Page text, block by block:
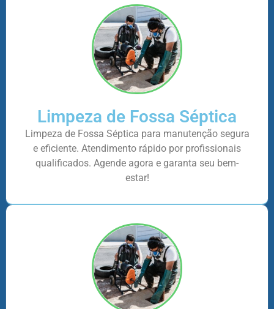
Limpeza de Fossa Séptica
Limpeza de Fossa Séptica para manutenção segura
e eficiente. Atendimento rápido por profissionais
qualificados. Agende agora e garanta seu bem-
estar!